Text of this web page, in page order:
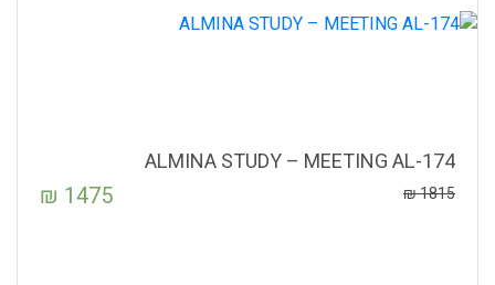
ALMINA STUDY – MEETING AL-174
1815
₪
1475
₪